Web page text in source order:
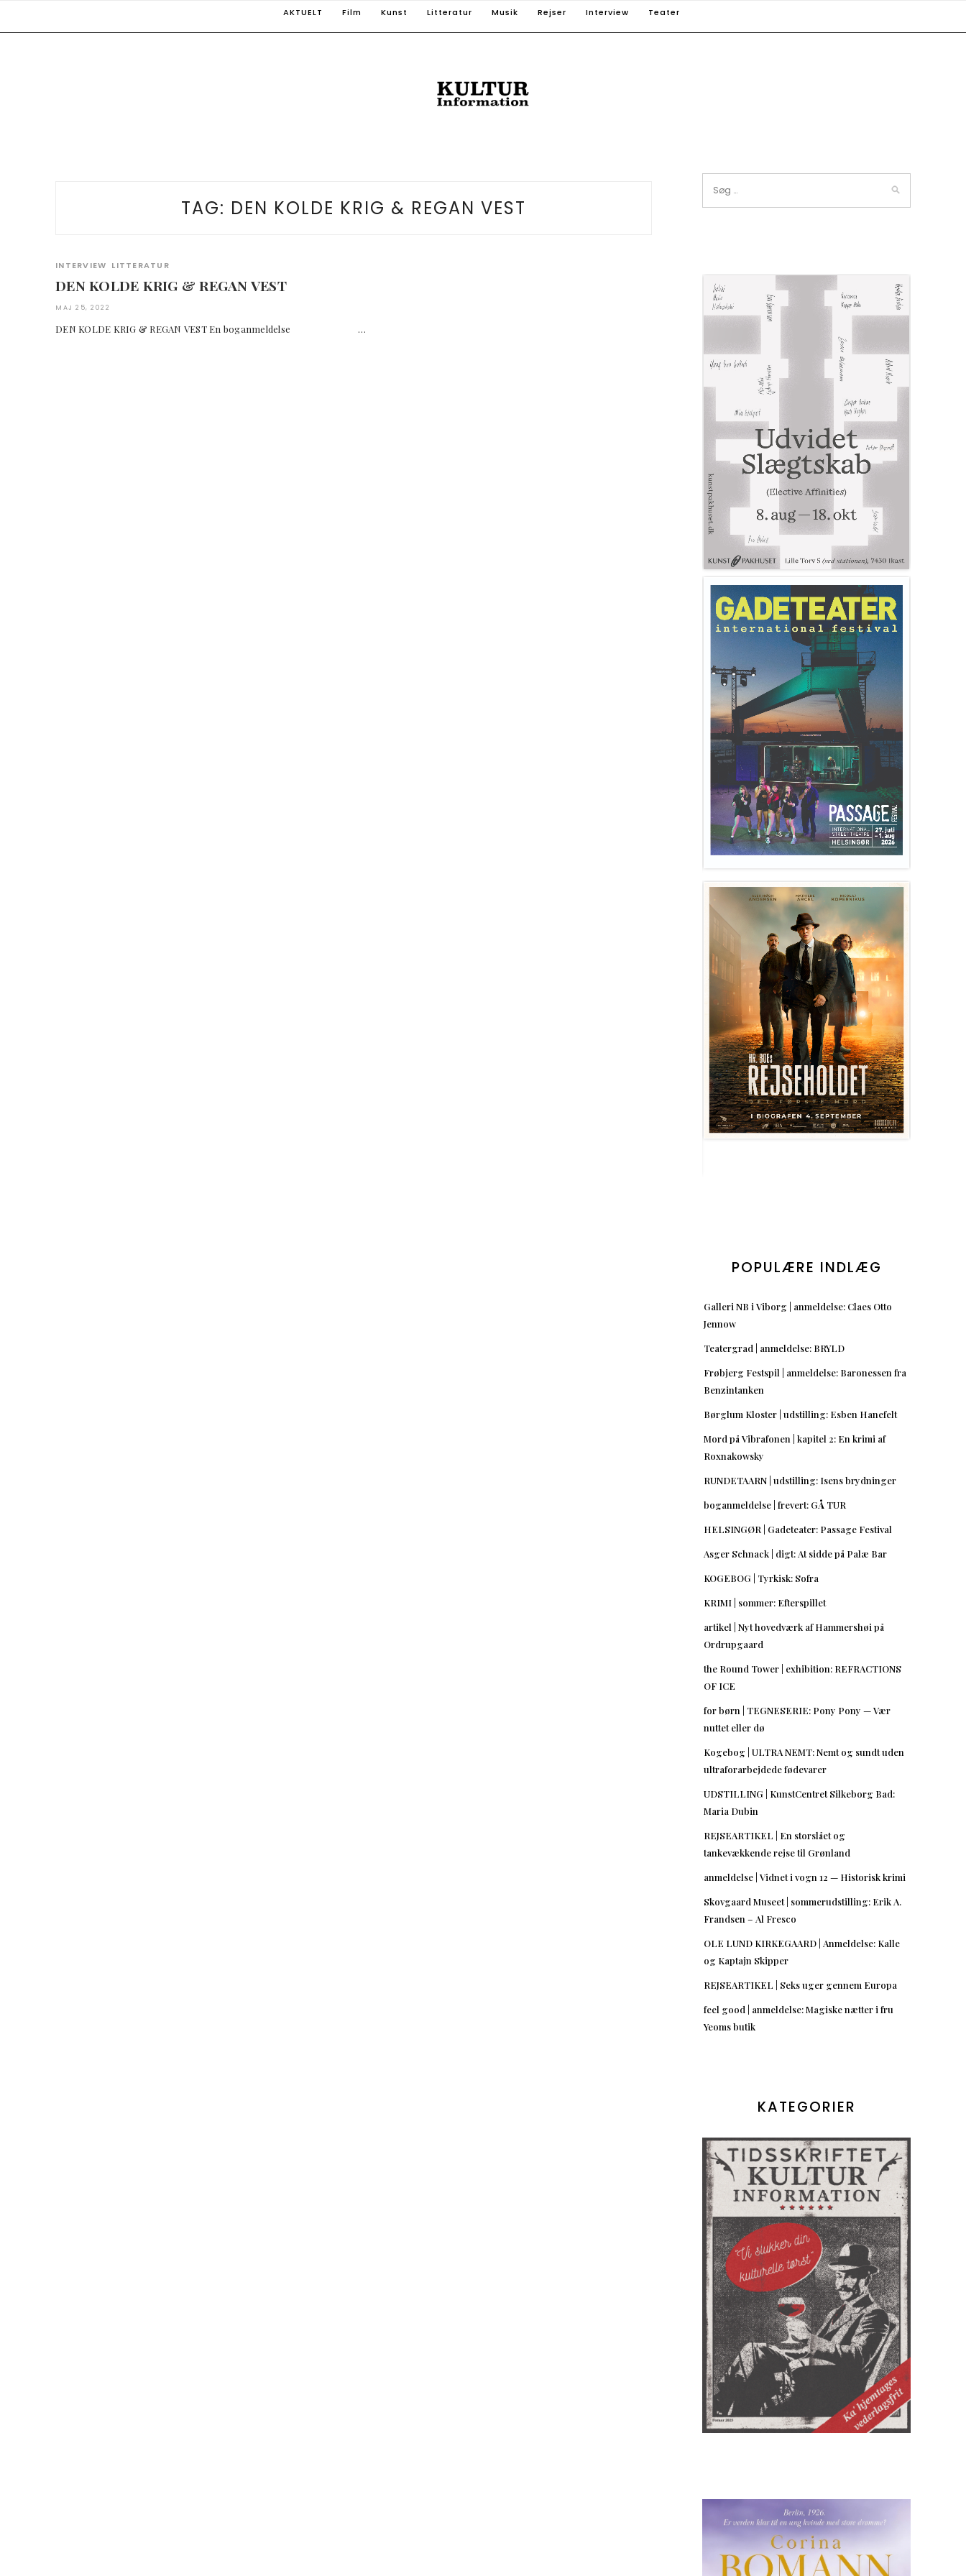
AKTUELT Film Kunst Litteratur Musik Rejser Interview Teater
TAG: DEN KOLDE KRIG & REGAN VEST
INTERVIEW LITTERATUR
DEN KOLDE KRIG & REGAN VEST
MAJ 25, 2022
DEN KOLDE KRIG & REGAN VEST En boganmeldelse …
POPULÆRE INDLÆG
Galleri NB i Viborg | anmeldelse: Claes Otto
Jennow
Teatergrad | anmeldelse: BRYLD
Frøbjerg Festspil | anmeldelse: Baronessen fra
Benzintanken
Børglum Kloster | udstilling: Esben Hanefelt
Mord på Vibrafonen | kapitel 2: En krimi af
Roxnakowsky
RUNDETAARN | udstilling: Isens brydninger
boganmeldelse | frevert: GÅ TUR
HELSINGØR | Gadeteater: Passage Festival
Asger Schnack | digt: At sidde på Palæ Bar
KOGEBOG | Tyrkisk: Sofra
KRIMI | sommer: Efterspillet
artikel | Nyt hovedværk af Hammershøi på
Ordrupgaard
the Round Tower | exhibition: REFRACTIONS
OF ICE
for børn | TEGNESERIE: Pony Pony — Vær
nuttet eller dø
Kogebog | ULTRA NEMT: Nemt og sundt uden
ultraforarbejdede fødevarer
UDSTILLING | KunstCentret Silkeborg Bad:
Maria Dubin
REJSEARTIKEL | En storslået og
tankevækkende rejse til Grønland
anmeldelse | Vidnet i vogn 12 — Historisk krimi
Skovgaard Museet | sommerudstilling: Erik A.
Frandsen – Al Fresco
OLE LUND KIRKEGAARD | Anmeldelse: Kalle
og Kaptajn Skipper
REJSEARTIKEL | Seks uger gennem Europa
feel good | anmeldelse: Magiske nætter i fru
Yeoms butik
KATEGORIER